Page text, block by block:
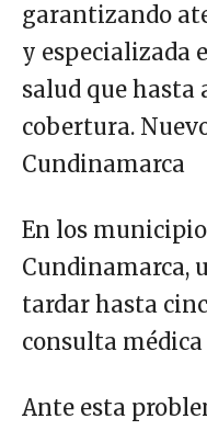
garantizando
y especializada
salud que hasta
cobertura.
Cundinamarca
En los
Cundinamarca,
tardar hasta
consulta
Ante esta